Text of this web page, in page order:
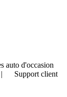
auto d'occasion
Support client